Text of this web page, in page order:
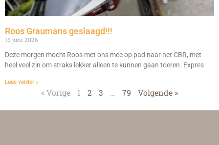
Roos Graumans geslaagd!!!
16 juni 2026
Deze morgen mocht Roos met ons mee op pad naar het CBR, met
heel veel zin om straks lekker alleen te kunnen gaan toeren. Expres
Lees verder »
« Vorige 1 2 3 … 79 Volgende »